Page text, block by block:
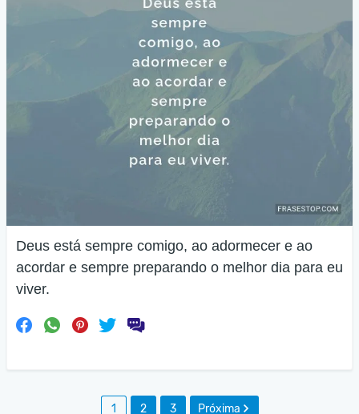
Deus está sempre comigo, ao adormecer e ao
acordar e sempre preparando o melhor dia para eu
viver.
1 2 3 Próxima